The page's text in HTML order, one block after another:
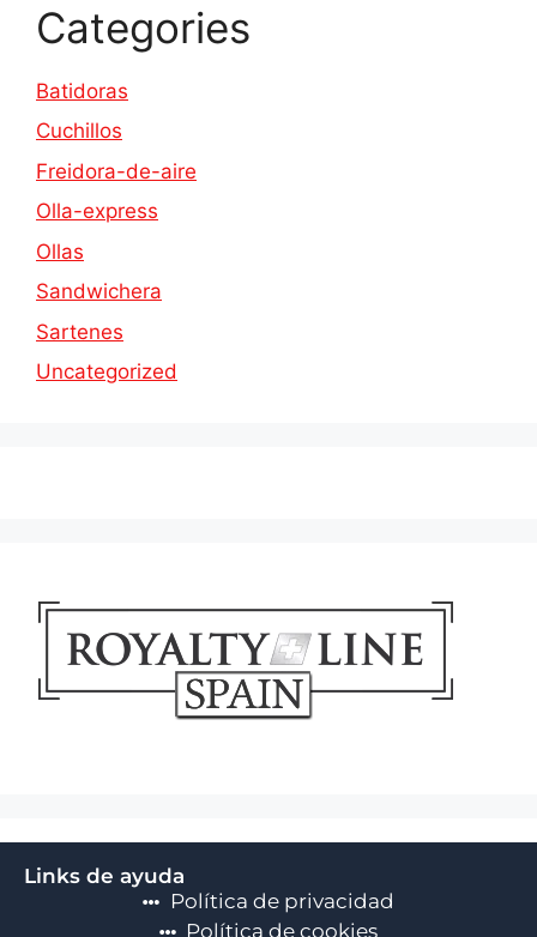
Categories
Batidoras
Cuchillos
Freidora-de-aire
Olla-express
Ollas
Sandwichera
Sartenes
Uncategorized
Links de ayuda
Política de privacidad
Política de cookies